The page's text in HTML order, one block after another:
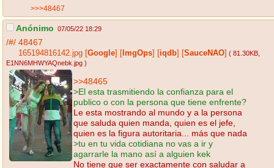
>>>48467
Anónimo 07/05/22 18:29
/#/ 48467
165194816142.jpg Google ImgOps iqdb SauceNAO ( 81.30KB
E1NN6MHWYAQnebk.jpg )
>>48465
>El esta trasmitiendo la confianza para el
publico o con la persona que tiene enfrente?
Le esta mostrando al mundo y a la persona
que saluda quien manda, quien es el jefe,
quien es la figura autoritaria... más que nada
>tu en tu vida cotidiana no vas a ir y
agarrarle la mano así a alguien kek
No tiene que ser exactamente con saludar a